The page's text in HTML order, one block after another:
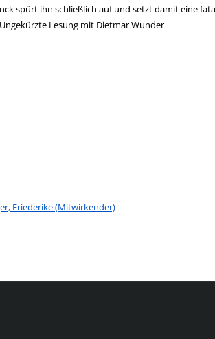
spürt ihn schließlich auf und setzt damit eine
Lesung mit Dietmar Wunder
Friederike (Mitwirkender)